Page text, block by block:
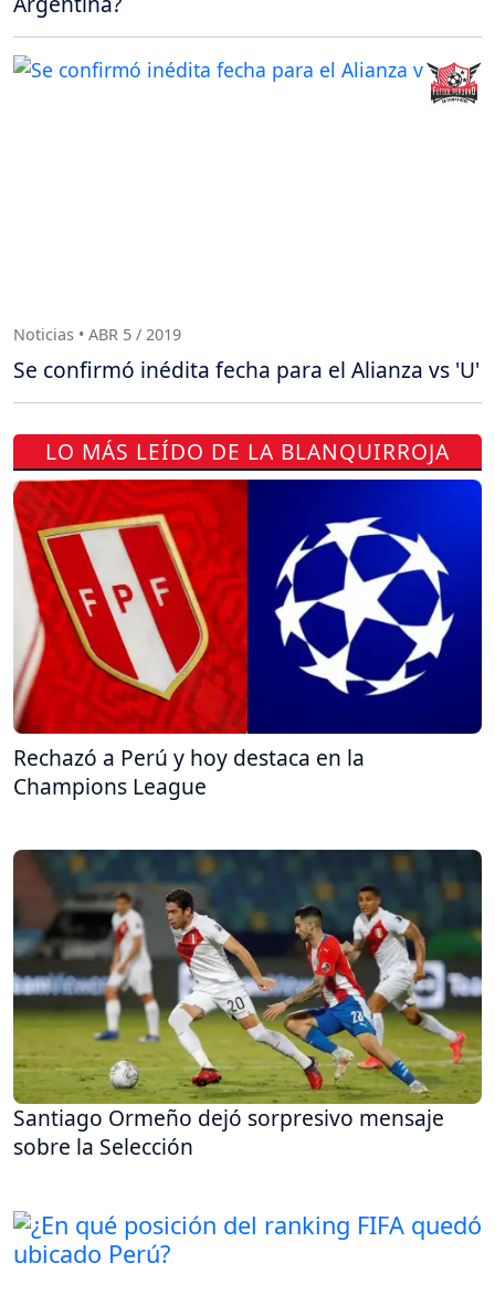
Noticias • ABR 5 / 2019
Se confirmó inédita fecha para el Alianza vs 'U'
LO MÁS LEÍDO DE LA BLANQUIRROJA
Rechazó a Perú y hoy destaca en la
Champions League
Santiago Ormeño dejó sorpresivo mensaje
sobre la Selección